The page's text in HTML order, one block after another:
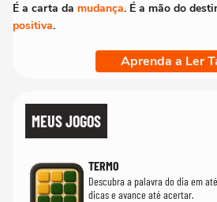
É a carta da mudança. É a mão do
positiva.
Aprenda a Ler
MEUS JOGOS
TERMO
Descubra a palavra do dia em
dicas e avance até acertar.